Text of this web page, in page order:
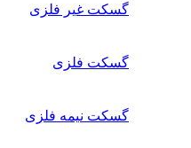
گسکت غیر فلزی
گسکت فلزی
گسکت نیمه فلزی